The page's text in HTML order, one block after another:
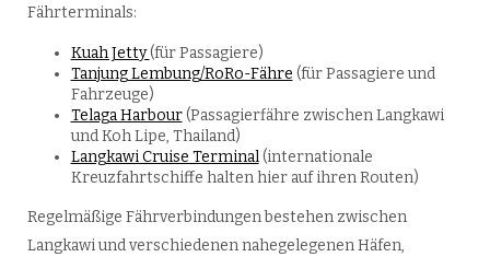
Fährterminals:
Kuah Jetty(für Passagiere)
Tanjung Lembung/RoRo-Fähre (für Passagiere und
Fahrzeuge)
Telaga Harbour(Passagierfähre zwischen Langkawi
und Koh Lipe, Thailand)
Langkawi Cruise Terminal(internationale
Kreuzfahrtschiffe halten hier auf ihren Routen)
Regelmäßige Fährverbindungen bestehen zwischen
Langkawi und verschiedenen nahegelegenen Häfen,